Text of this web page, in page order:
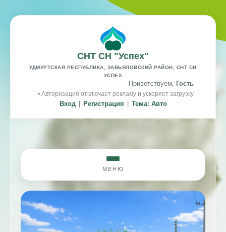
СНТ СН "Успех"
УДМУРТСКАЯ РЕСПУБЛИКА, ЗАВЬЯЛОВСКИЙ РАЙОН, СНТ СН
УСПЕХ
Приветствуем, Гость
• Авторизация отключает рекламу и ускоряет загрузку
Вход Регистрация Тема: Авто
МЕНЮ